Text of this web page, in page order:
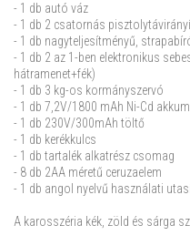
- 1 db autó váz
- 1 db 2 csatornás
- 1 db nagyteljesítményű,
- 1 db 2 az 1-ben elektronikus
hátramenet+fék)
- 1 db 3 kg-os kormányszervó
- 1 db 7,2V/1800 mAh Ni-Cd
- 1 db 230V/300mAh töltő
- 1 db kerékkulcs
- 1 db tartalék alkatrész csomag
- 8 db 2AA méretű ceruzaelem
- 1 db angol nyelvű használati
A karosszéria kék, zöld és sárga